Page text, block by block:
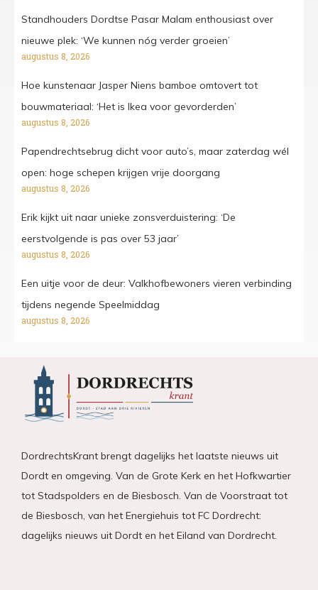
Standhouders Dordtse Pasar Malam enthousiast over
nieuwe plek: ‘We kunnen nóg verder groeien’
augustus 8, 2026
Hoe kunstenaar Jasper Niens bamboe omtovert tot
bouwmateriaal: ‘Het is Ikea voor gevorderden’
augustus 8, 2026
Papendrechtsebrug dicht voor auto’s, maar zaterdag wél
open: hoge schepen krijgen vrije doorgang
augustus 8, 2026
Erik kijkt uit naar unieke zonsverduistering: ‘De
eerstvolgende is pas over 53 jaar’
augustus 8, 2026
Een uitje voor de deur: Valkhofbewoners vieren verbinding
tijdens negende Speelmiddag
augustus 8, 2026
DordrechtsKrant brengt dagelijks het laatste nieuws uit
Dordt en omgeving. Van de Grote Kerk en het Hofkwartier
tot Stadspolders en de Biesbosch. Van de Voorstraat tot
de Biesbosch, van het Energiehuis tot FC Dordrecht:
dagelijks nieuws uit Dordt en het Eiland van Dordrecht.